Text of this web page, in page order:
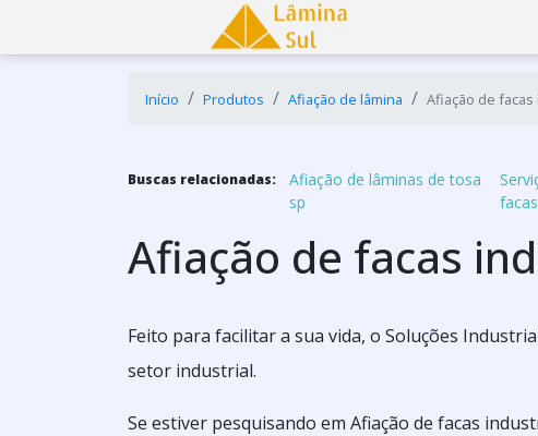
Início Produtos Afiação de lâmina Afiação de
Buscas relacionadas:
Afiação de lâminas de tosa
sp
facas
Afiação de facas
Feito para facilitar a sua vida, o Soluções
setor industrial.
Se estiver pesquisando em Afiação de facas